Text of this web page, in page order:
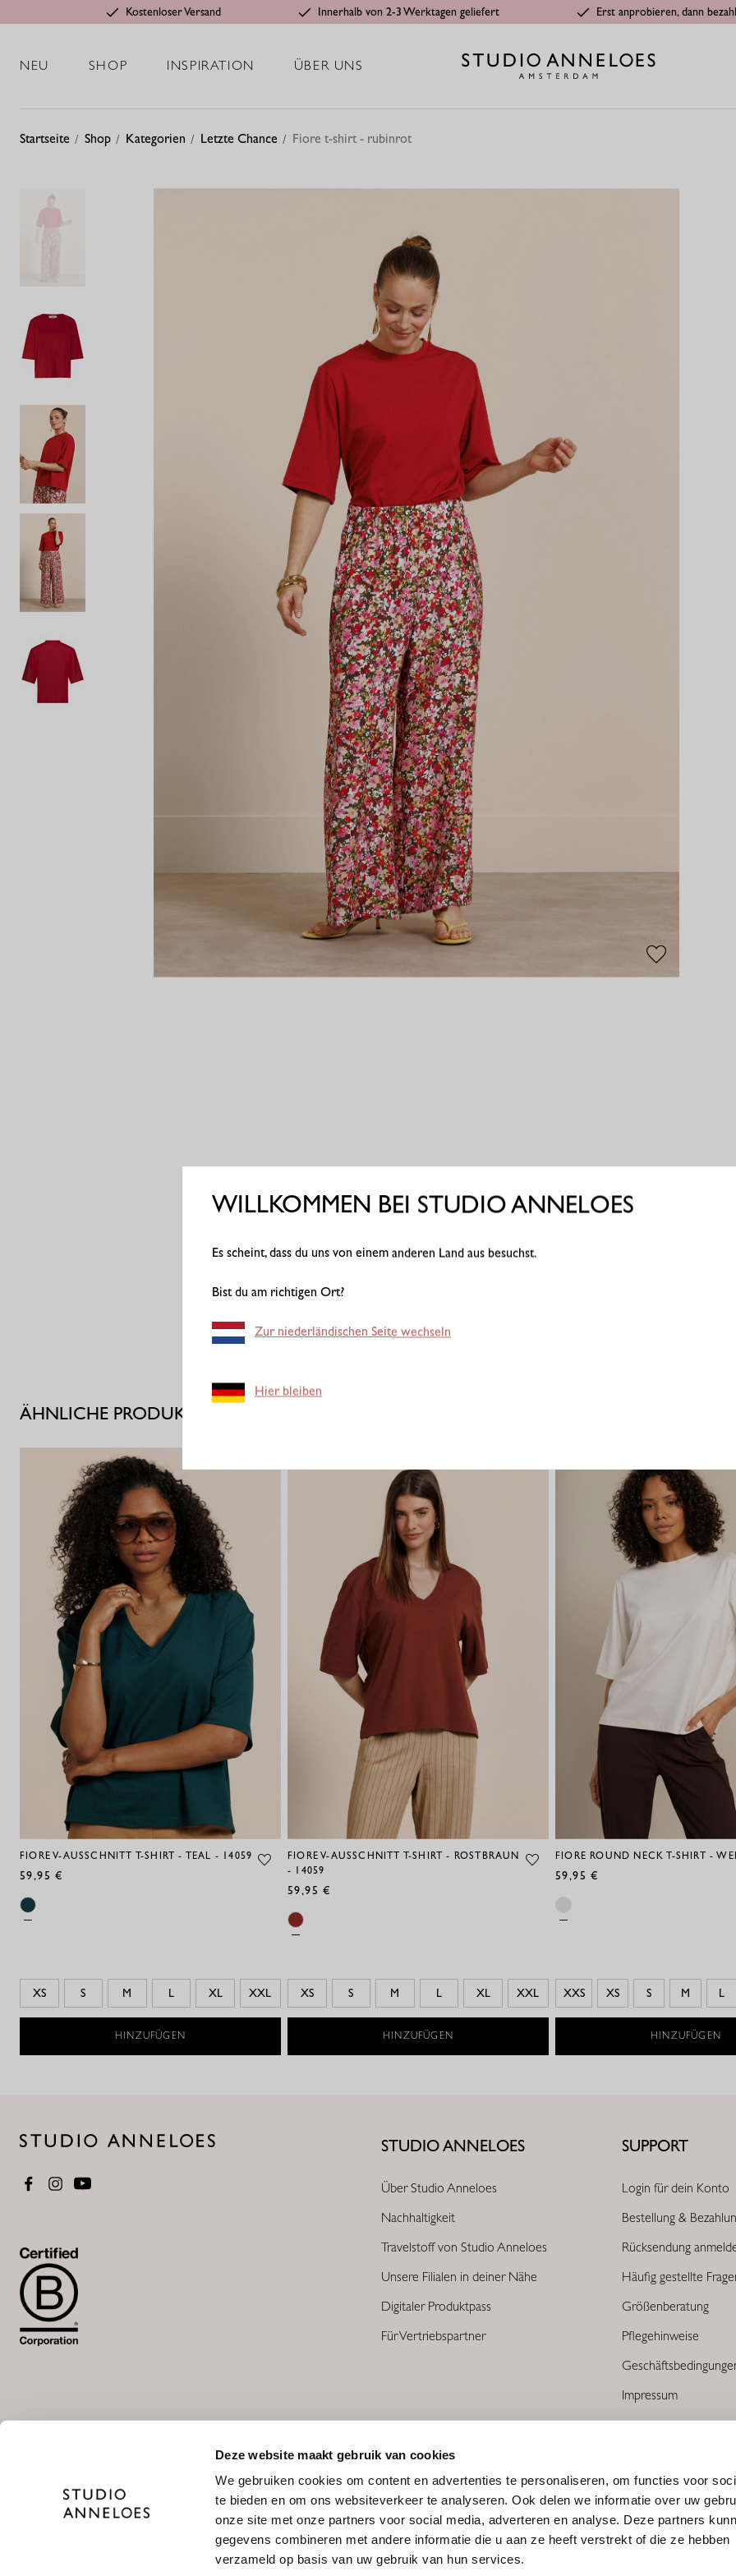
Deze website maakt gebruik van cookies
We gebruiken cookies om content en advertenties te personaliseren, om functies voor
te bieden en om ons websiteverkeer te analyseren. Ook delen we informatie over uw
onze site met onze partners voor social media, adverteren en analyse. Deze partners
gegevens combineren met andere informatie die u aan ze heeft verstrekt of die ze hebben
verzameld op basis van uw gebruik van hun services.
Kostenloser Versand Innerhalb von 2-3 Werktagen geliefert Erst anprobieren, dann
NEU SHOP INSPIRATION ÜBER UNS
Startseite Shop Kategorien Letzte Chance Fiore t-shirt - rubinrot
ÄHNLICHE PRODUKTE
FIORE V-AUSSCHNITT T-SHIRT - TEAL - 14059
59,95 €
XS S M L XL XXL
HINZUFÜGEN
FIORE V-AUSSCHNITT T-SHIRT - ROSTBRAUN
- 14059
59,95 €
XS S M L XL XXL
HINZUFÜGEN
FIORE ROUND NECK T-SHIRT -
59,95 €
XXS XS S M L
HINZUFÜGEN
STUDIO ANNELOES
Über Studio Anneloes
Nachhaltigkeit
Travelstoff von Studio Anneloes
Unsere Filialen in deiner Nähe
Digitaler Produktpass
Für Vertriebspartner
SUPPORT
Login für dein Konto
Bestellung &
Rücksendung
Häufig gestellte
Größenberatung
Pflegehinweise
Impressum
DE
WILLKOMMEN BEI STUDIO ANNELOES
Es scheint, dass du uns von einem anderen Land aus besuchst.
Bist du am richtigen Ort?
Zur niederländischen Seite wechseln
Hier bleiben